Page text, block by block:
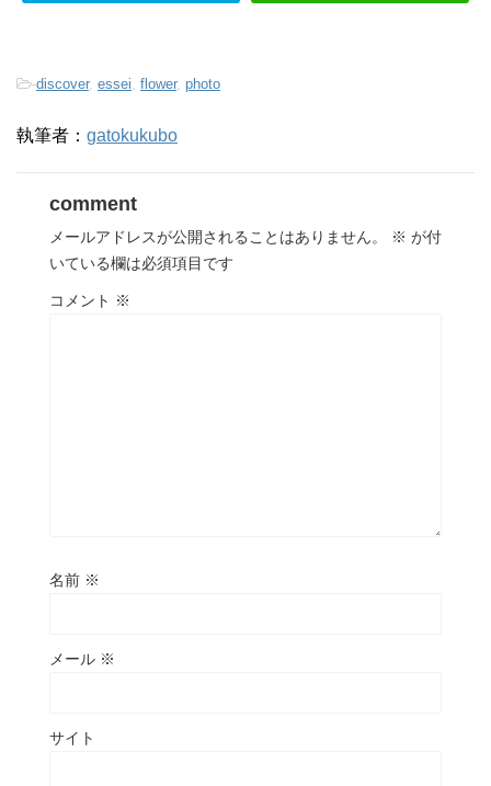
-discover, essei flower, photo
執筆者： gatokukubo
comment
メールアドレスが公開されることはありません。 ※ が付
いている欄は必須項目です
コメント ※
名前 ※
メール ※
サイト